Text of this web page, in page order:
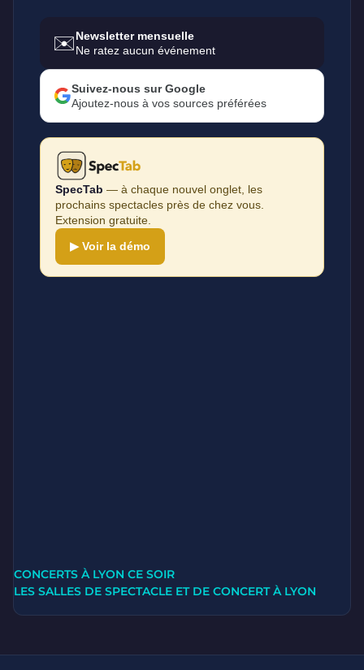
✉️Newsletter mensuelle
Ne ratez aucun événement
Suivez-nous sur Google
Ajoutez-nous à vos sources préférées
SpecTab — à chaque nouvel onglet, les
prochains spectacles près de chez vous.
Extension gratuite.
▶ Voir la démo
CONCERTS À LYON CE SOIR
LES SALLES DE SPECTACLE ET DE CONCERT À LYON